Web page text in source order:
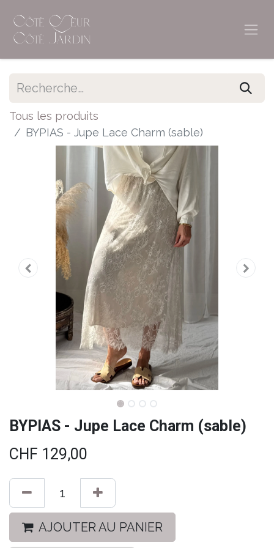
Tous les produits
BYPIAS - Jupe Lace Charm (sable)
BYPIAS - Jupe Lace Charm (sable)
CHF 129,00
AJOUTER AU PANIER